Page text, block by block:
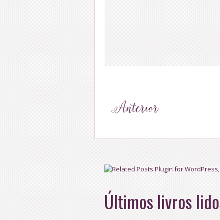
Últimos livros